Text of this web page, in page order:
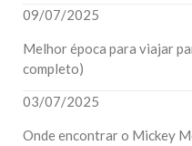
09/07/2025
Melhor época para viajar
completo)
03/07/2025
Onde encontrar o Mickey